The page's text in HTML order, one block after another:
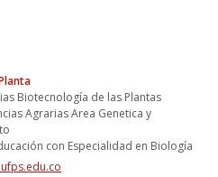
Biotecnología de las Plantas
Agrarias Area Genetica y
con Especialidad en Biología